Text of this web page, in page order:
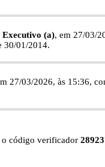
(a), em 27/03/
30/01/2014.
27/03/2026, às 15:36,
o código verificador